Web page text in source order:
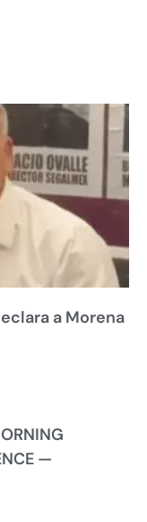
a Morena
—